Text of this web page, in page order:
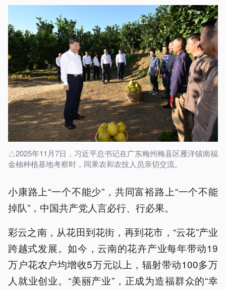
△2025年11月7日，习近平总书记在广东梅州梅县区雁洋镇南福
金柚种植基地考察时，同果农和农技人员亲切交流。
小康路上“一个不能少”，共同富裕路上“一个不能
掉队”，中国共产党人言必行、行必果。
彩云之南，从花田到花街，再到花市，“云花”产业
跨越式发展。如今，云南的花卉产业每年带动19
万户花农户均增收5万元以上，辐射带动100多万
人就业创业。“美丽产业”，正成为造福群众的“幸